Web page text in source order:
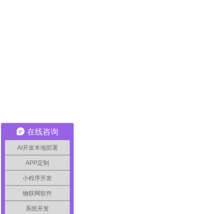
在线咨询
AI开发本地部署
APP定制
小程序开发
物联网软件
系统开发